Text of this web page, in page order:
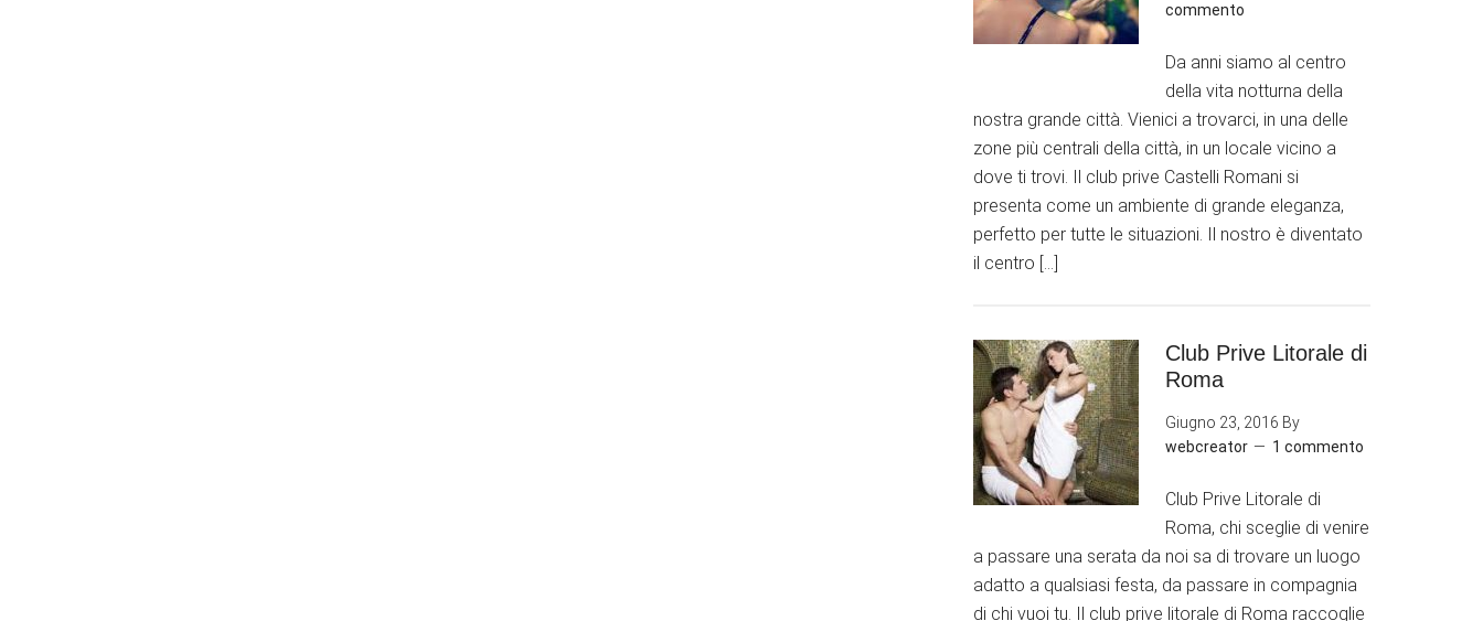
commento
Da anni siamo al centro
della vita notturna della
nostra grande città. Vienici a trovarci, in una delle
zone più centrali della città, in un locale vicino a
dove ti trovi. Il club prive Castelli Romani si
presenta come un ambiente di grande eleganza,
perfetto per tutte le situazioni. Il nostro è diventato
il centro […]
Club Prive Litorale di
Roma
Giugno 23, 2016 By
webcreator
1 commento
Club Prive Litorale di
Roma, chi sceglie di venire
a passare una serata da noi sa di trovare un luogo
adatto a qualsiasi festa, da passare in compagnia
di chi vuoi tu. Il club prive litorale di Roma raccoglie